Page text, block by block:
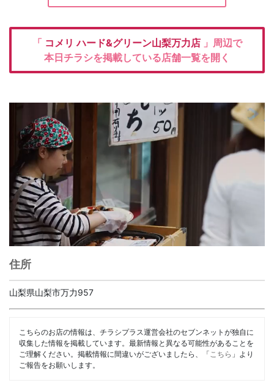
「 コメリハード&グリーン山梨万力店 」周辺で
本日チラシを掲載している店舗一覧を開く
住所
山梨県山梨市万力957
こちらのお店の情報は、チラシプラス運営会社のセブンネットが独自に
収集した情報を掲載しています。最新情報と異なる可能性があることを
ご理解ください。掲載情報に間違いがございましたら、「 こちら 」より
ご報告をお願いします。